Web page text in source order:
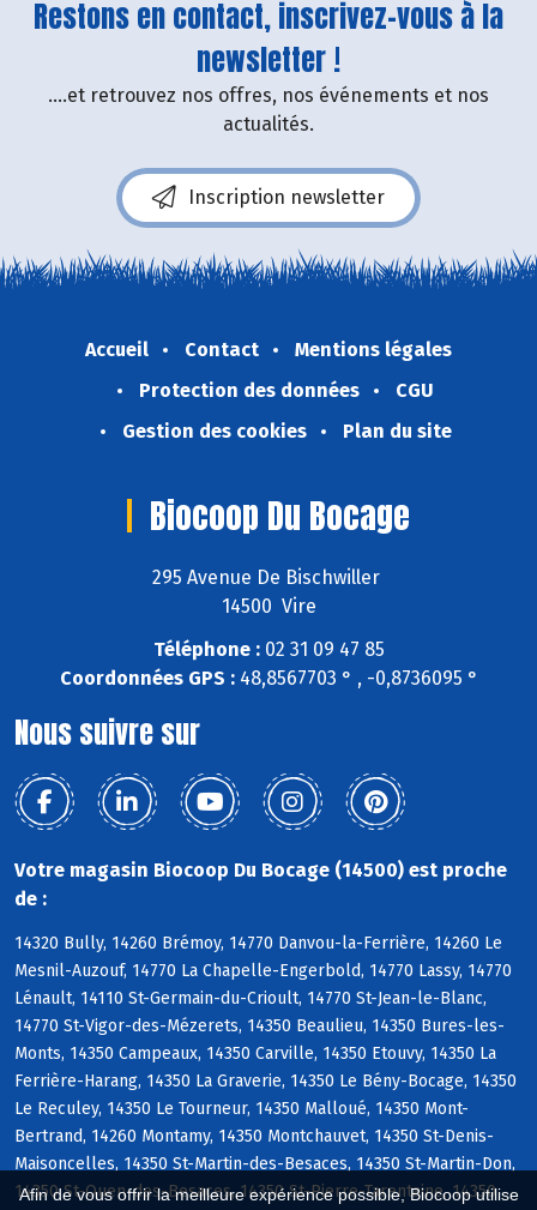
Afin de vous offrir la meilleure expérience possible, Biocoop utilise
Restons en contact, inscrivez-vous à la
newsletter !
....et retrouvez nos offres, nos événements et nos
actualités.
Inscription newsletter
Accueil Contact
Mentions légales
Protection des données
CGU
Gestion des cookies
Plan du site
Biocoop Du Bocage
295 Avenue De Bischwiller
14500 Vire
Téléphone :02 31 09 47 85
Coordonnées GPS :48,8567703 ° , -0,8736095 °
Nous suivre sur
Votre magasin Biocoop Du Bocage (14500) est proche
de :
14320 Bully, 14260 Brémoy, 14770 Danvou-la-Ferrière, 14260 Le
Mesnil-Auzouf, 14770 La Chapelle-Engerbold, 14770 Lassy, 14770
Lénault, 14110 St-Germain-du-Crioult, 14770 St-Jean-le-Blanc,
14770 St-Vigor-des-Mézerets, 14350 Beaulieu, 14350 Bures-les-
Monts, 14350 Campeaux, 14350 Carville, 14350 Etouvy, 14350 La
Ferrière-Harang, 14350 La Graverie, 14350 Le Bény-Bocage, 14350
Le Reculey, 14350 Le Tourneur, 14350 Malloué, 14350 Mont-
Bertrand, 14260 Montamy, 14350 Montchauvet, 14350 St-Denis-
Maisoncelles, 14350 St-Martin-des-Besaces, 14350 St-Martin-Don,
14350 St-Ouen-des-Besaces, 14350 St-Pierre-Tarentaine, 14350